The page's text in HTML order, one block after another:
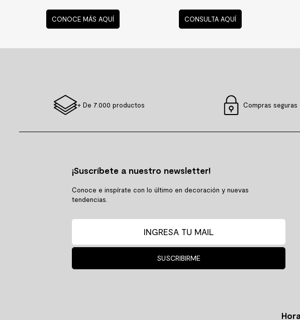
CONOCE MÁS AQUÍ CONSULTA AQUÍ
+ De 7.000 productos Compras seguras
¡Suscríbete a nuestro newsletter!
Conoce e inspírate con lo último en decoración y nuevas
tendencias.
SUSCRIBIRME